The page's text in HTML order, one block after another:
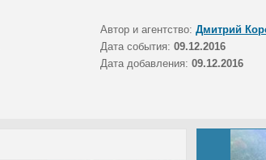
Автор и агентство: Дмитрий
Дата события: 09.12.2016
Дата добавления: 09.12.2016